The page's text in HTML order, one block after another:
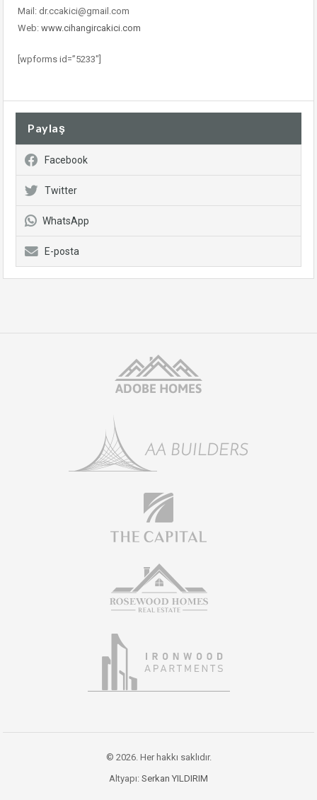
Mail: dr.ccakici@gmail.com
Web: www.cihangircakici.com
[wpforms id=”5233″]
Paylaş
Facebook
Twitter
WhatsApp
E-posta
© 2026. Her hakkı saklıdır.
Altyapı: Serkan YILDIRIM